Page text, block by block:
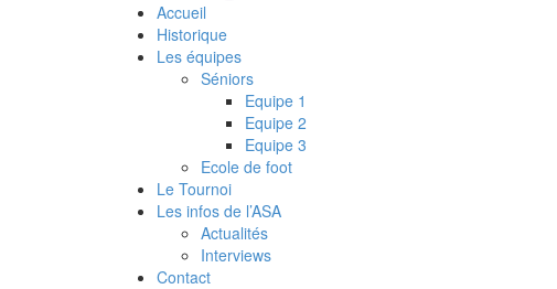
Accueil
Historique
Les équipes
Séniors
Equipe 1
Equipe 2
Equipe 3
Ecole de foot
Le Tournoi
Les infos de l’ASA
Actualités
Interviews
Contact